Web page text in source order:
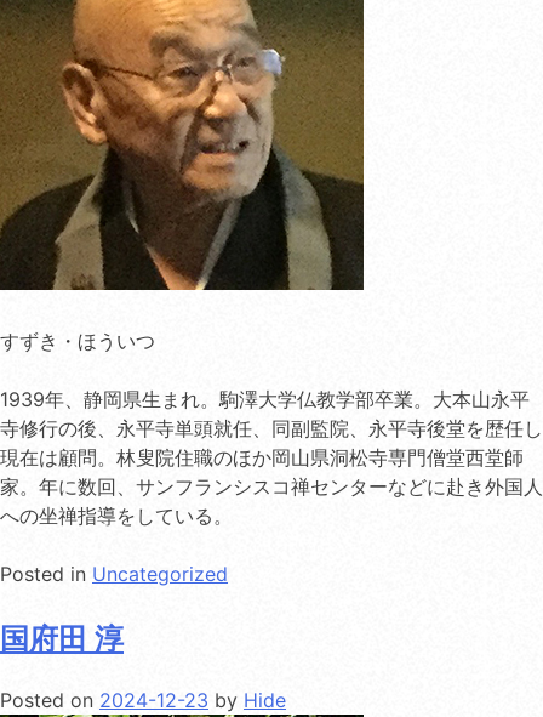
すずき・ほういつ
1939年、静岡県生まれ。駒澤大学仏教学部卒業。大本山永平
寺修行の後、永平寺単頭就任、同副監院、永平寺後堂を歴任し
現在は顧問。林叟院住職のほか岡山県洞松寺専門僧堂西堂師
家。年に数回、サンフランシスコ禅センターなどに赴き外国人
への坐禅指導をしている。
Posted in Uncategorized
国府田 淳
Posted on 2024-12-23 by Hide